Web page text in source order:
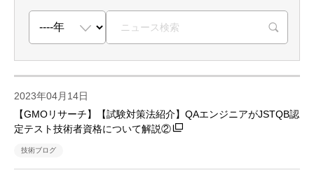
2023年04月14日
【GMOリサーチ】【試験対策法紹介】QAエンジニアがJSTQB認
定テスト技術者資格について解説②
技術ブログ